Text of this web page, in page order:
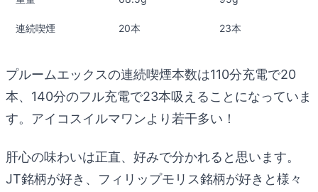
連続喫煙 20本 23本
プルームエックスの連続喫煙本数は110分充電で20
本、140分のフル充電で23本吸えることになっていま
す。アイコスイルマワンより若干多い！
肝心の味わいは正直、好みで分かれると思います。
JT銘柄が好き、フィリップモリス銘柄が好きと様々